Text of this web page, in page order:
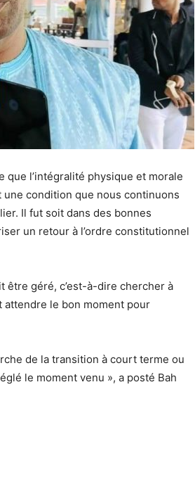
que l’intégralité physique et morale
condition que nous continuons
Il fut soit dans des bonnes
un retour à l’ordre constitutionnel
être géré, c’est-à-dire chercher à
attendre le bon moment pour
de la transition à court terme ou
le moment venu », a posté Bah